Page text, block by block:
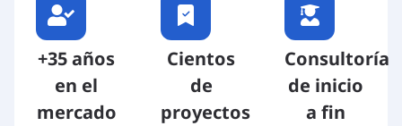
+35 años
en el
mercado
Cientos
de
proyectos
Consultoría
de inicio
a fin